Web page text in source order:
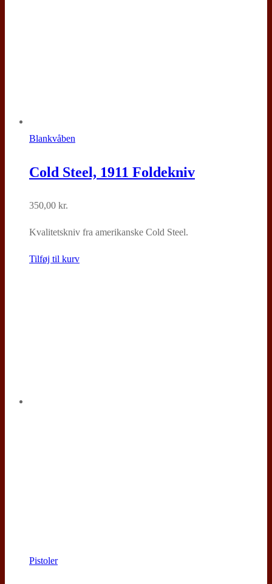
Blankvåben
Cold Steel, 1911 Foldekniv
350,00 kr.
Kvalitetskniv fra amerikanske Cold Steel.
Tilføj til kurv
Pistoler